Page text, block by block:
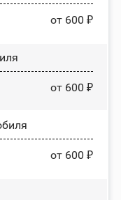
от 600 ₽
от 600 ₽
от 600 ₽